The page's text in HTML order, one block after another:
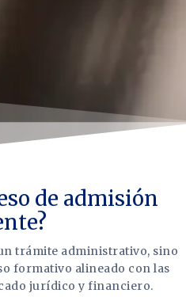
de admisión
trámite administrativo, sino
formativo alineado con las
jurídico y financiero.